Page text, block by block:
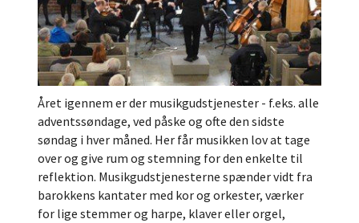
Året igennem er der musikgudstjenester - f.eks. alle
adventssøndage, ved påske og ofte den sidste
søndag i hver måned. Her får musikken lov at tage
over og give rum og stemning for den enkelte til
reflektion. Musikgudstjenesterne spænder vidt fra
barokkens kantater med kor og orkester, værker
for lige stemmer og harpe, klaver eller orgel,